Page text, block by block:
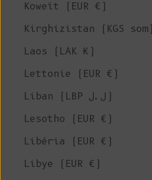
Koweït (EUR €)
Kirghizistan (KGS som)
Laos (LAK ₭)
Lettonie (EUR €)
Liban (LBP ل.ل)
Lesotho (EUR €)
Libéria (EUR €)
Libye (EUR €)